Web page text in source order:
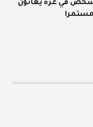
42 ألف شخص في غزة يعانون